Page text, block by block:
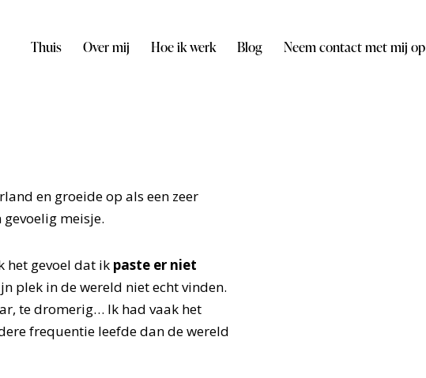
Thuis Over mij Hoe ik werk Blog Neem contact met mij op
en groeide op als een zeer
meisje.
gevoel dat ik paste er niet
plek in de wereld niet echt vinden.
te dromerig… Ik had vaak het
frequentie leefde dan de wereld